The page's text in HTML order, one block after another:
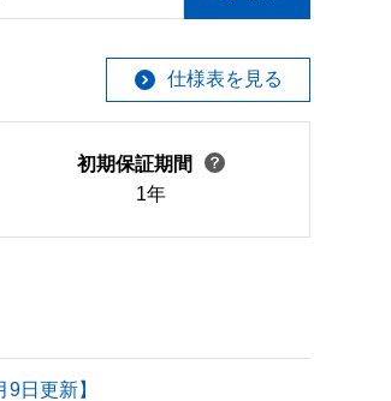
仕様表を見る
初期保証期間
1年
日更新】